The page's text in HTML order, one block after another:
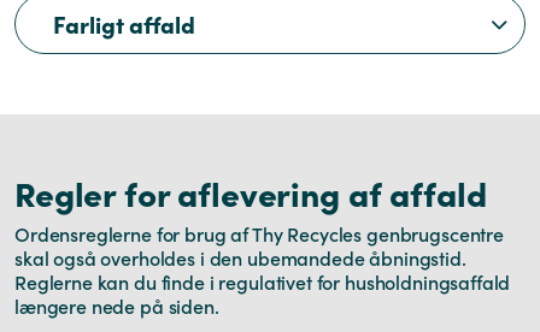
Farligt affald
Regler for aflevering af affald
Ordensreglerne for brug af Thy Recycles genbrugscentre
skal også overholdes i den ubemandede åbningstid.
Reglerne kan du finde i regulativet for husholdningsaffald
længere nede på siden.